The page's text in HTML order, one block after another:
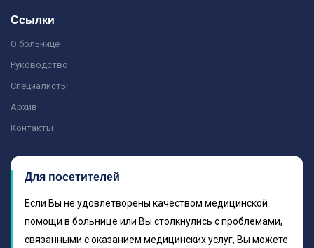
Ссылки
О больнице
Руководство
Специалисты
Архив
Контакты
Для посетителей
Если Вы не удовлетворены качеством медицинской
помощи в больнице или Вы столкнулись с проблемами,
связанными с оказанием медицинских услуг, Вы можете